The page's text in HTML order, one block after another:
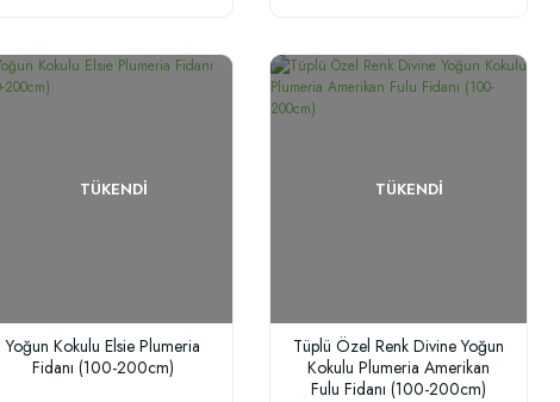
TÜKENDI
Yoğun Kokulu Elsie Plumeria
Fidanı (100-200cm)
TÜKENDI
Tüplü Özel Renk Divine Yoğun
Kokulu Plumeria Amerikan
Fulu Fidanı (100-200cm)